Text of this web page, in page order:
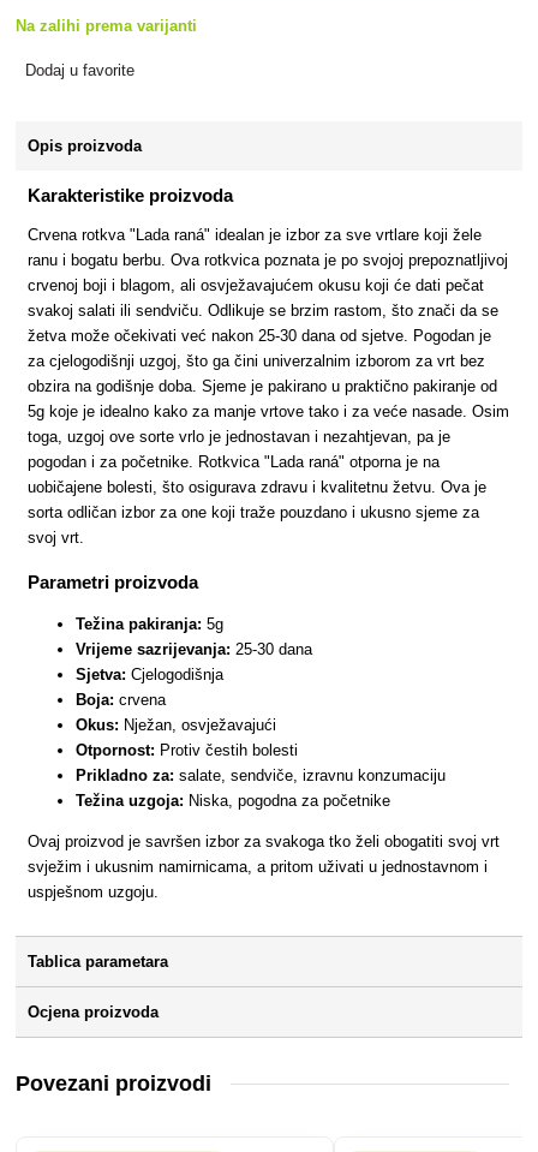
Na zalihi prema varijanti
Dodaj u favorite
Opis proizvoda
Karakteristike proizvoda
Crvena rotkva "Lada raná" idealan je izbor za sve vrtlare koji žele
ranu i bogatu berbu. Ova rotkvica poznata je po svojoj prepoznatljivoj
crvenoj boji i blagom, ali osvježavajućem okusu koji će dati pečat
svakoj salati ili sendviču. Odlikuje se brzim rastom, što znači da se
žetva može očekivati već nakon 25-30 dana od sjetve. Pogodan je
za cjelogodišnji uzgoj, što ga čini univerzalnim izborom za vrt bez
obzira na godišnje doba. Sjeme je pakirano u praktično pakiranje od
5g koje je idealno kako za manje vrtove tako i za veće nasade. Osim
toga, uzgoj ove sorte vrlo je jednostavan i nezahtjevan, pa je
pogodan i za početnike. Rotkvica "Lada raná" otporna je na
uobičajene bolesti, što osigurava zdravu i kvalitetnu žetvu. Ova je
sorta odličan izbor za one koji traže pouzdano i ukusno sjeme za
svoj vrt.
Parametri proizvoda
Težina pakiranja: 5g
Vrijeme sazrijevanja: 25-30 dana
Sjetva: Cjelogodišnja
Boja: crvena
Okus: Nježan, osvježavajući
Otpornost: Protiv čestih bolesti
Prikladno za: salate, sendviče, izravnu konzumaciju
Težina uzgoja: Niska, pogodna za početnike
Ovaj proizvod je savršen izbor za svakoga tko želi obogatiti svoj vrt
svježim i ukusnim namirnicama, a pritom uživati u jednostavnom i
uspješnom uzgoju.
Tablica parametara
Ocjena proizvoda
Povezani proizvodi